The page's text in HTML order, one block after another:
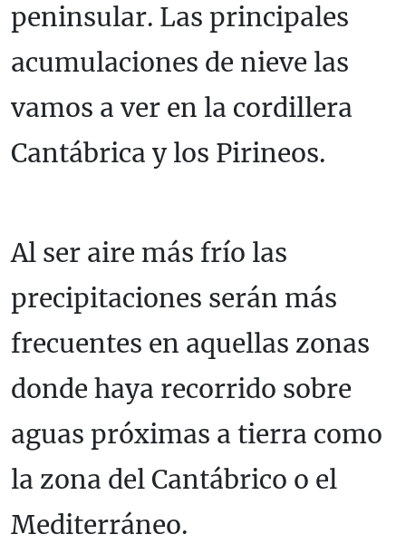
peninsular. Las principales
acumulaciones de nieve las
vamos a ver en la cordillera
Cantábrica y los Pirineos.
Al ser aire más frío las
precipitaciones serán más
frecuentes en aquellas zonas
donde haya recorrido sobre
aguas próximas a tierra como
la zona del Cantábrico o el
Mediterráneo.